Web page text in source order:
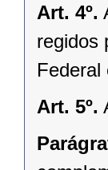
Art. 4º.
regidos
Federal
Art. 5º.